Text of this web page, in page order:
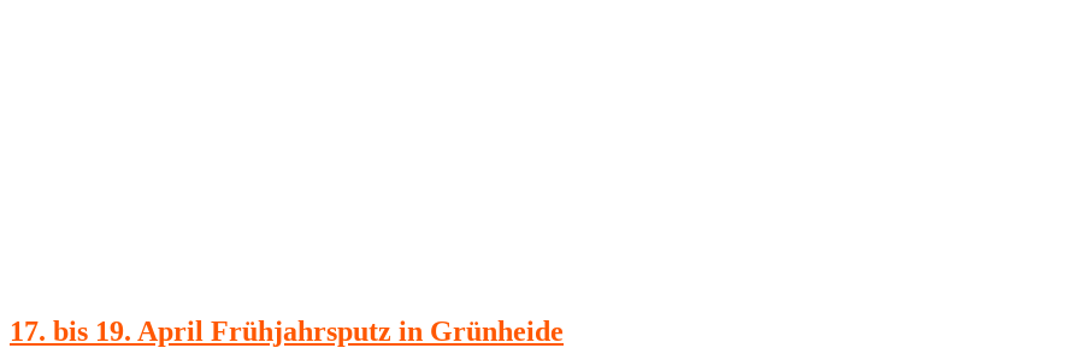
17. bis 19. April Frühjahrsputz in Grünheide